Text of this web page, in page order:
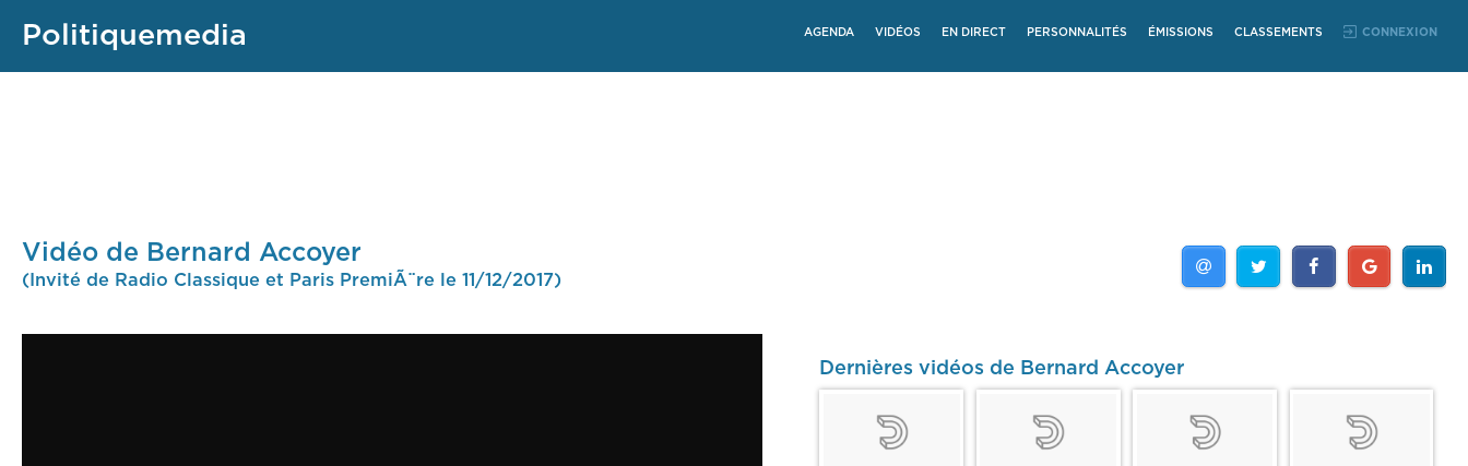
Politiquemedia AGENDA VIDÉOS EN DIRECT PERSONNALITÉS ÉMISSIONS CLASSEMENTS CONNEXION
Vidéo de Bernard Accoyer
(Invité de Radio Classique et Paris PremiÃ¨re le 11/12/2017)
Dernières vidéos de Bernard Accoyer